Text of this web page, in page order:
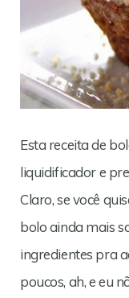
Esta receita de
liquidificador e
Claro, se você
bolo ainda mais
ingredientes pra
poucos, ah, e eu